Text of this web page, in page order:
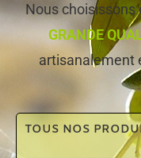
Nous choisissons
GRANDE
artisanalement
TOUS NOS